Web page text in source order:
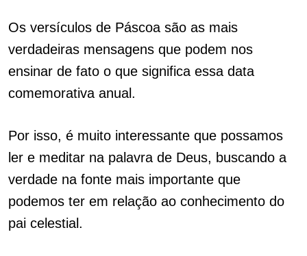
Os versículos de Páscoa são as mais
verdadeiras mensagens que podem nos
ensinar de fato o que significa essa data
comemorativa anual.
Por isso, é muito interessante que possamos
ler e meditar na palavra de Deus, buscando a
verdade na fonte mais importante que
podemos ter em relação ao conhecimento do
pai celestial.